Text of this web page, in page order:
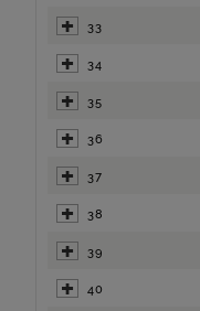
33
34
35
36
37
38
39
40